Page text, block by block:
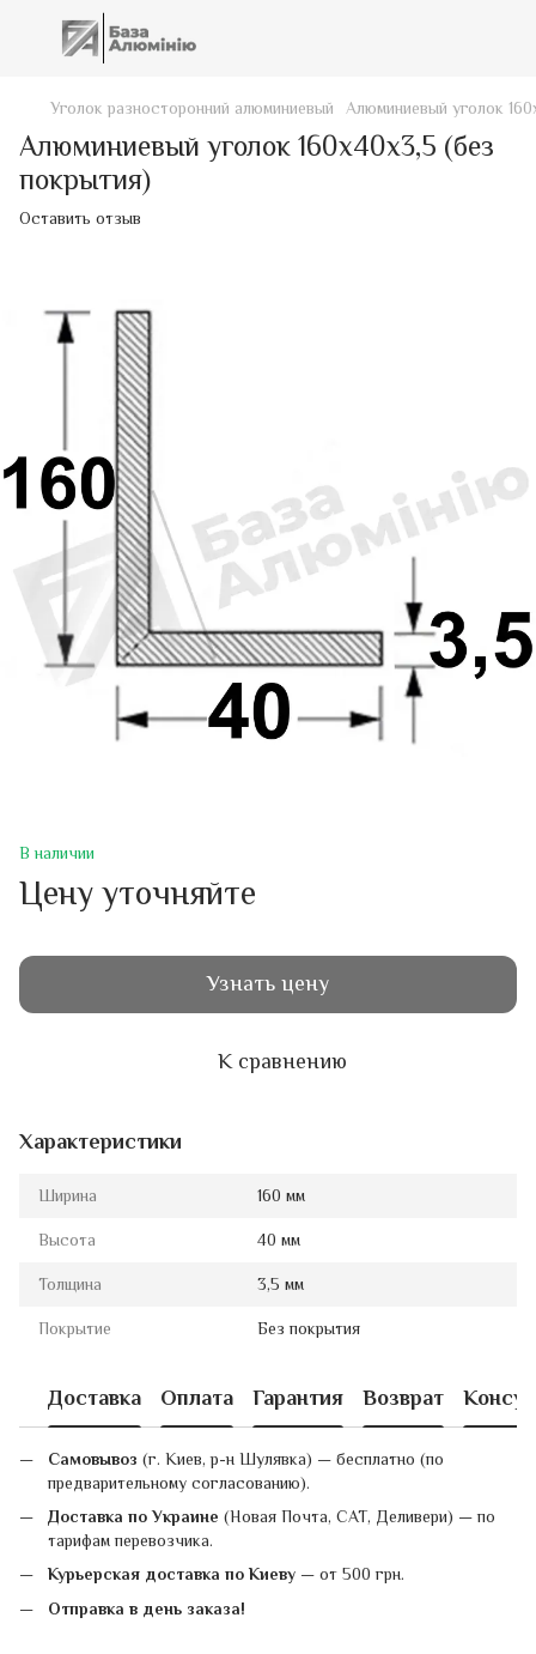
Уголок разносторонний алюминиевый Алюминиевый уголок
Алюминиевый уголок 160х40х3,5 (без
покрытия)
Оставить отзыв
В наличии
Цену уточняйте
Узнать цену
К сравнению
Характеристики
Ширина 160 мм
Высота 40 мм
Толщина 3,5 мм
Покрытие Без покрытия
Доставка Оплата Гарантия Возврат
Самовывоз (г. Киев, р-н Шулявка) — бесплатно (по
предварительному согласованию).
Доставка по Украине (Новая Почта, САТ, Деливери) — по
тарифам перевозчика.
Курьерская доставка по Киеву — от 500 грн.
Отправка в день заказа!